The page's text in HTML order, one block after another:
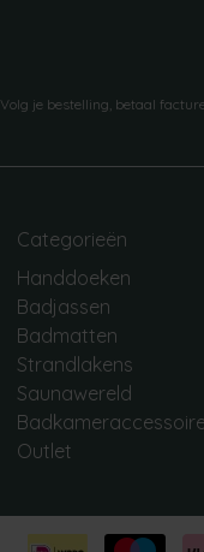
je bestelling, betaal
Categorieën
Handdoeken
Badjassen
Badmatten
Strandlakens
Saunawereld
Outlet